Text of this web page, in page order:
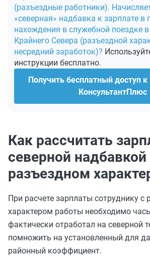
(разъездные работники).
«северная» надбавка к зарплате в
нахождения в служебной поездке
Крайнего Севера (разъездной
несредний заработок)?
инструкции бесплатно.
Получить бесплатный доступ
КонсультантПлюс
Как рассчитать
северной надбавкой
разъездном
При расчете зарплаты сотруднику с
характером работы необходимо
фактически отработал на северной
помножить на установленный для
районный коэффициент.